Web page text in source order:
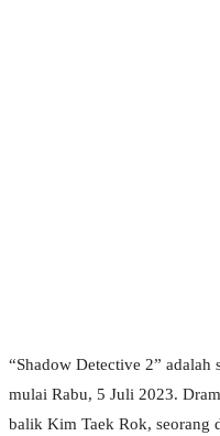
“Shadow Detective 2”
mulai Rabu, 5 Juli 2023.
balik Kim Taek Rok, seorang